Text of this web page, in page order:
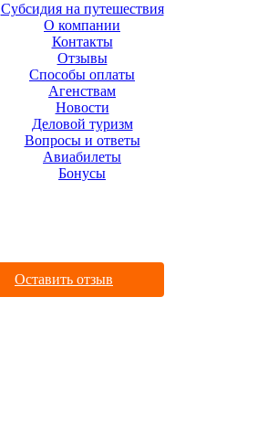
Субсидия на путешествия
О компании
Контакты
Отзывы
Cпособы оплаты
Агенствам
Новости
Деловой туризм
Вопросы и ответы
Авиабилеты
Бонусы
Оставить отзыв